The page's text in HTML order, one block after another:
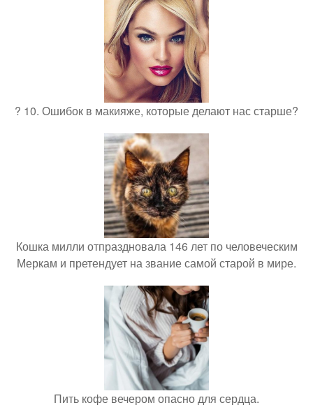
? 10. Ошибок в макияже, которые делают нас старше?
Кошка милли отпраздновала 146 лет по человеческим
Меркам и претендует на звание самой старой в мире.
Пить кофе вечером опасно для сердца.